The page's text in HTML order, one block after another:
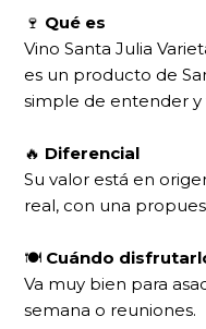
🍷 Qué es
Vino Santa Julia
es un producto de
simple de entender y
🔥 Diferencial
Su valor está en
real, con una
🍽 Cuándo
Va muy bien para
semana o reuniones.